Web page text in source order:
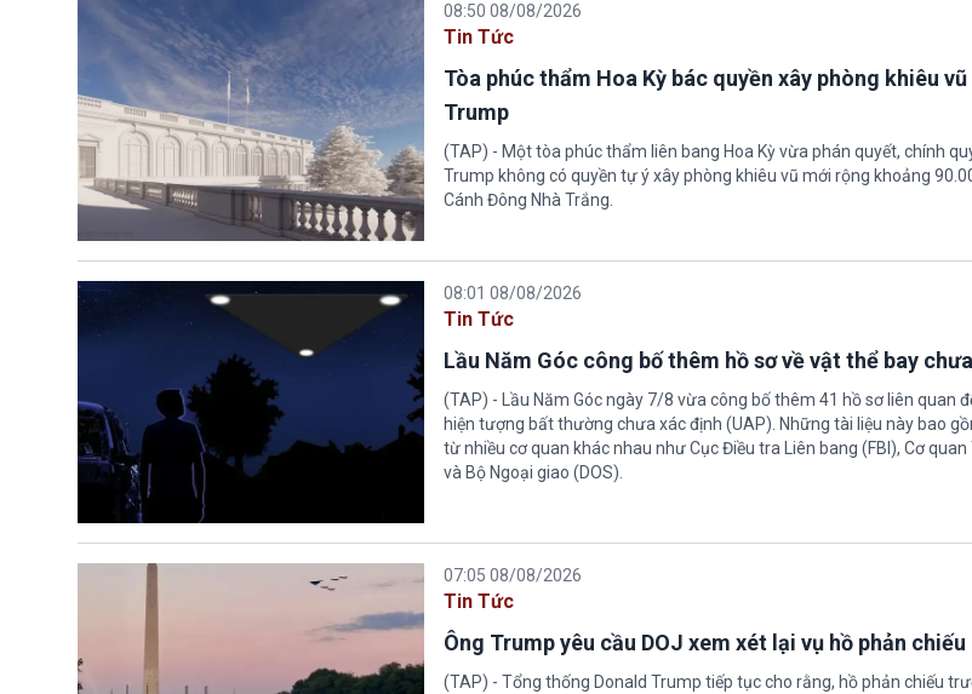
08:50 08/08/2026
Tin Tức
Tòa phúc thẩm Hoa Kỳ bác quyền xây phòng khiêu
Trump
(TAP) - Một tòa phúc thẩm liên bang Hoa Kỳ vừa phán quyết, chính
Trump không có quyền tự ý xây phòng khiêu vũ mới rộng khoảng
Cánh Đông Nhà Trắng.
08:01 08/08/2026
Tin Tức
Lầu Năm Góc công bố thêm hồ sơ về vật thể bay
(TAP) - Lầu Năm Góc ngày 7/8 vừa công bố thêm 41 hồ sơ liên quan
hiện tượng bất thường chưa xác định (UAP). Những tài liệu này bao
từ nhiều cơ quan khác nhau như Cục Điều tra Liên bang (FBI), Cơ
và Bộ Ngoại giao (DOS).
07:05 08/08/2026
Tin Tức
Ông Trump yêu cầu DOJ xem xét lại vụ hồ phản
(TAP) - Tổng thống Donald Trump tiếp tục cho rằng, hồ phản chiếu